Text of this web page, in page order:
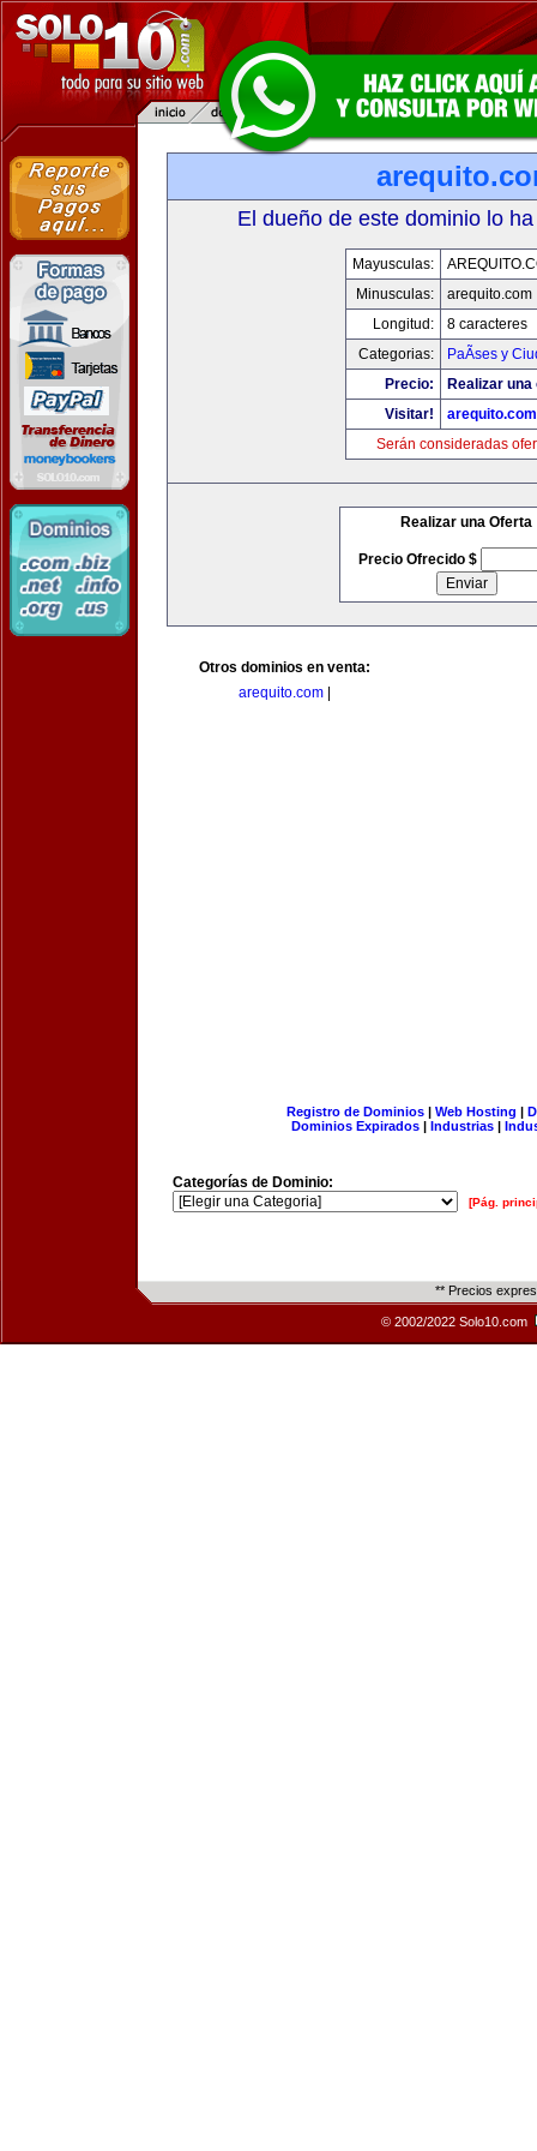
El dueño de este dominio lo
Mayusculas:
Minusculas:
arequito.com
Longitud:
8 caracteres
Categorias:
PaÃ­ses y
Precio:
Realizar
Visitar!
arequito.com
Serán consideradas
Realizar una Oferta
Precio Ofrecido $
Otros dominios en venta:
arequito.com
Registro de Dominios| Web Hosting |
Dominios Expirados | Industrias |
Categorías de Dominio:
[Pág.
** Precios
© 2002/2022 Solo10.com